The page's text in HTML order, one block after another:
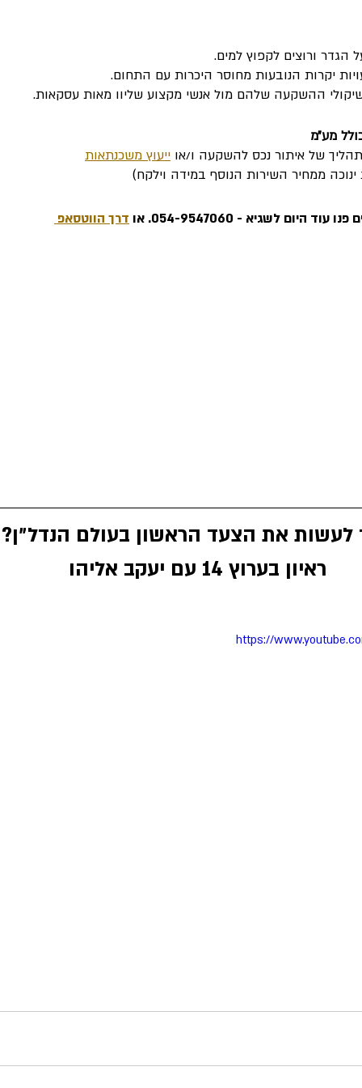
הגדר ורוצים לקפוץ למים.
יקרות הנובעות מחוסר היכרות עם התחום.
ההשקעה שלהם מול אנשי מקצוע שליוו מאות עסקאות.
של איתור נכס להשקעה ו/או ייעוץ משכנתאות
ממחיר השירות הנוסף במידה וילקח)
היום לשגיא - 054-9547060. או דרך הווטסאפ
לעשות את הצעד הראשון בעולם
ראיון בערוץ 14 עם יעקב אליהו
https://